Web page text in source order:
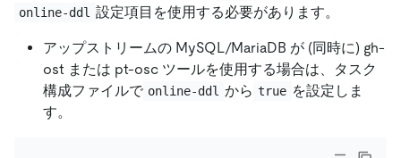
online-ddl 設定項目を使用する必要があります。
アップストリームの MySQL/MariaDB が (同時に) gh-
ost または pt-osc ツールを使用する場合は、タスク
構成ファイルで online-ddl から true を設定しま
す。